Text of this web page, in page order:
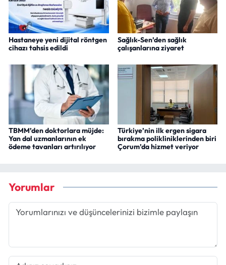
Hastaneye yeni dijital röntgen
cihazı tahsis edildi
Sağlık-Sen’den sağlık
çalışanlarına ziyaret
TBMM’den doktorlara müjde:
Yan dal uzmanlarının ek
ödeme tavanları artırılıyor
Türkiye’nin ilk ergen sigara
bırakma polikliniklerinden biri
Çorum’da hizmet veriyor
Yorumlar